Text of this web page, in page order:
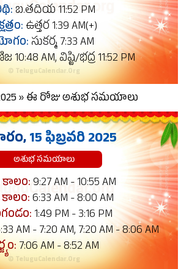
బ.తదియ 11:52 PM
ఉత్తర 1:39 AM(+)
సుకర్మ 7:33 AM
10:48 AM, విష్టి/భద్ర 11:52 PM
© TeluguCalendar.Org
2025 » ఈ రోజు అశుభ సమయాలు
15 ఫిబ్రవరి 2025
అశుభ సమయాలు
9:27 AM - 10:55 AM
కాలం:6:33 AM - 8:00 AM
1:49 PM - 3:16 PM
AM - 7:20 AM, 7:20 AM - 8:06 AM
7:06 AM - 8:52 AM
© TeluguCalendar.Org